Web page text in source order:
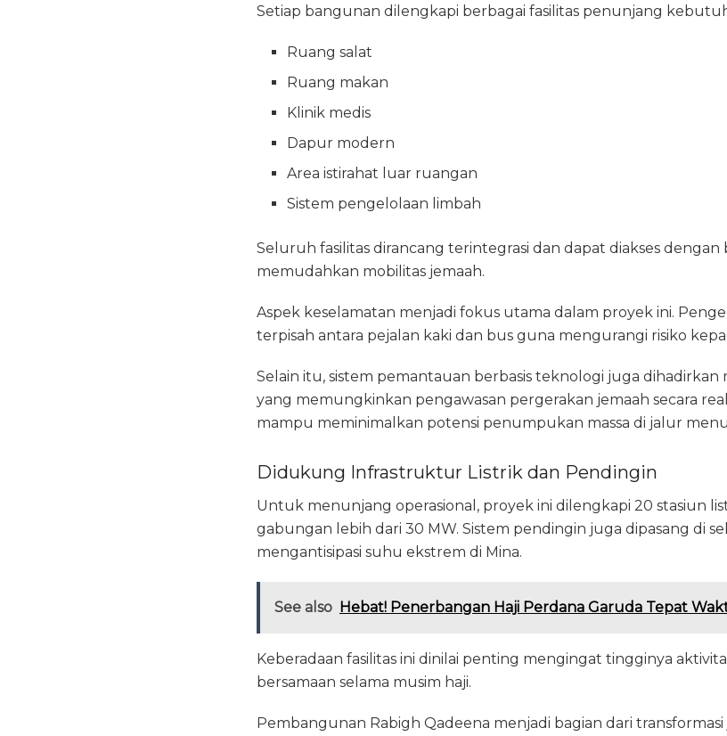
Setiap bangunan dilengkapi berbagai fasilitas penunjang
Ruang salat
Ruang makan
Klinik medis
Dapur modern
Area istirahat luar ruangan
Sistem pengelolaan limbah
Seluruh fasilitas dirancang terintegrasi dan dapat diakses
memudahkan mobilitas jemaah.
Aspek keselamatan menjadi fokus utama dalam proyek ini.
terpisah antara pejalan kaki dan bus guna mengurangi risiko
Selain itu, sistem pemantauan berbasis teknologi juga
yang memungkinkan pengawasan pergerakan jemaah secara
mampu meminimalkan potensi penumpukan massa di jalur
Didukung Infrastruktur Listrik dan Pendingin
Untuk menunjang operasional, proyek ini dilengkapi 20 stasiun
gabungan lebih dari 30 MW. Sistem pendingin juga dipasang di
mengantisipasi suhu ekstrem di Mina.
See also Hebat! Penerbangan Haji Perdana Garuda Tepat
Keberadaan fasilitas ini dinilai penting mengingat tingginya
bersamaan selama musim haji.
Pembangunan Rabigh Qadeena menjadi bagian dari